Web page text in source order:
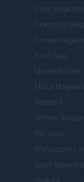
Casa Magazine
Cineverse
Donne
Food Blog
Milano Notizie
Motor
Notizie.it
Offerte
Pet Story
Professione
Sport Magazine